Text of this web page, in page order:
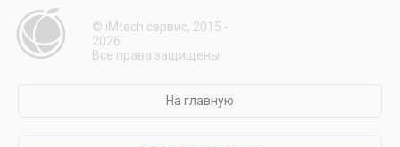
© iMtech сервис, 2015 -
2026
Все права защищены
На главную